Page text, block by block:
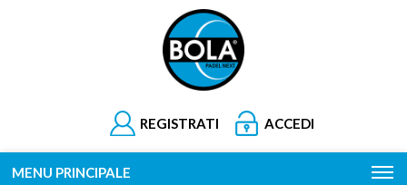
REGISTRATI ACCEDI
MENU PRINCIPALE